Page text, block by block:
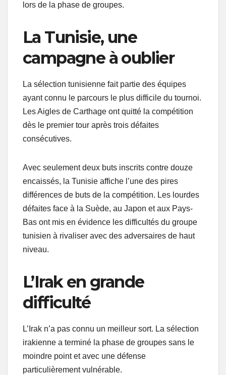
lors de la phase de groupes.
La Tunisie, une
campagne à oublier
La sélection tunisienne fait partie des équipes
ayant connu le parcours le plus difficile du tournoi.
Les Aigles de Carthage ont quitté la compétition
dès le premier tour après trois défaites
consécutives.
Avec seulement deux buts inscrits contre douze
encaissés, la Tunisie affiche l’une des pires
différences de buts de la compétition. Les lourdes
défaites face à la Suède, au Japon et aux Pays-
Bas ont mis en évidence les difficultés du groupe
tunisien à rivaliser avec des adversaires de haut
niveau.
L’Irak en grande
difficulté
L’Irak n’a pas connu un meilleur sort. La sélection
irakienne a terminé la phase de groupes sans le
moindre point et avec une défense
particulièrement vulnérable.